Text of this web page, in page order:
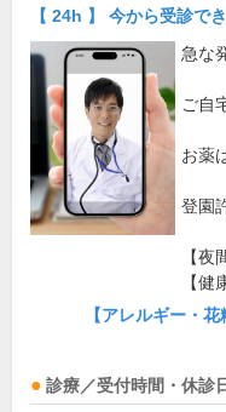
【 24h 】 今から受診で
急な
ご自
お薬
登園
【夜
【健
【アレルギー・
診療／受付時間・休診